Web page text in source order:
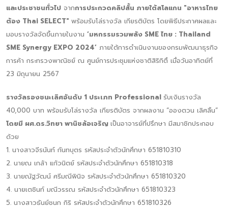
และประชาชนทั่วไป จากการประกวดคลิปสั้น ภายใต้สโลแกน "อาหารไทย
ต้อง Thai SELECT" พร้อมรับโล่รางวัล เกียรติบัตร โดยพิธีประกาศผลและ
มอบรางวัลจัดขึ้นภายในงาน ‘มหกรรมรวมพลัง SME ไทย : Thailand
SME Synergy EXPO 2024’ ภายใต้การดำเนินงานของกรมพัฒนาธุรกิจ
การค้า กระทรวงพาณิชย์ ณ ศูนย์การประชุมแห่งชาติสิริกิติ์ เมื่อวันอาทิตย์ที่
23 มิถุนายน 2567
รางวัลรองชนะเลิศอันดับ 1 ประเภท Professional รับเงินรางวัล
40,000 บาท พร้อมรับโล่รางวัล เกียรติบัตร จากผลงาน “อองตวน เลิศลิ้น”
โดยมี ผศ.ดร.วิทยา พานิชล้อเจริญ เป็นอาจารย์ที่ปรึกษา มีสมาชิกประกอบ
ด้วย
1. นางสาวจีรนันท์ กันทบุตร รหัสประจำตัวนักศึกษา 651810310
2. นายณ เกล้า แก้วนิตย์ รหัสประจำตัวนักศึกษา 651810318
3. นายณัฐวัฒน์ ศรีมณีพินิจ รหัสประจำตัวนักศึกษา 651810320
4. นายเตชินท์ มณีวรรณ รหัสประจำตัวนักศึกษา 651810323
5. นางสาวธันย์ชนก กิริ รหัสประจำตัวนักศึกษา 651810326